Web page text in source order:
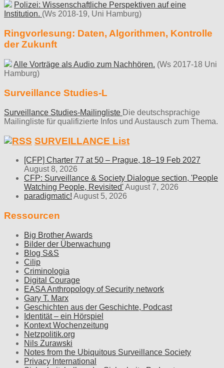
Polizei: Wissenschaftliche Perspektiven auf eine
Institution. (Ws 2018-19, Uni Hamburg)
Ringvorlesung: Daten, Algorithmen, Kontrolle
der Zukunft
Alle Vorträge als Audio zum Nachhören. (Ws 2017-18 Uni
Hamburg)
Surveillance Studies-L
Surveillance Studies-Mailingliste Die deutschsprachige
Mailingliste für qualifizierte Infos und Austausch zum Thema.
SURVEILLANCE List
[CFP] Charter 77 at 50 – Prague, 18–19 Feb 2027
August 8, 2026
CFP: Surveillance & Society Dialogue section, 'People
Watching People, Revisited'August 7, 2026
paradigmatic! August 5, 2026
Ressourcen
Big Brother Awards
Bilder der Überwachung
Blog S&S
Cilip
Criminologia
Digital Courage
EASA Anthropology of Security network
Gary T. Marx
Geschichten aus der Geschichte, Podcast
Identität – ein Hörspiel
Kontext Wochenzeitung
Netzpolitik.org
Nils Zurawski
Notes from the Ubiquitous Surveillance Society
Privacy International